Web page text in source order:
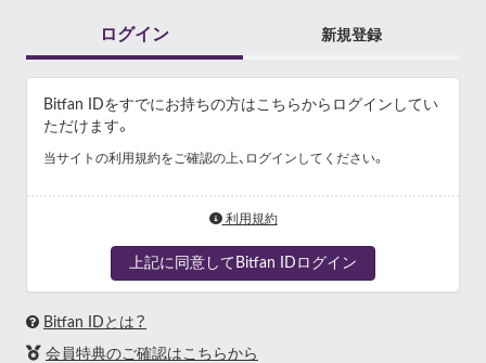
ログイン 新規登録
Bitfan IDをすでにお持ちの方はこちらからログインしてい
ただけます。
当サイトの利用規約をご確認の上、ログインしてください。
利用規約
上記に同意してBitfan IDログイン
Bitfan IDとは？
会員特典のご確認はこちらから